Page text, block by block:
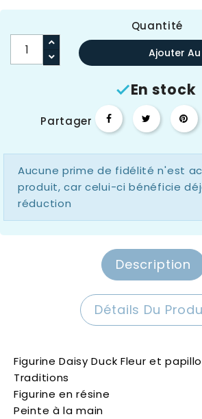
Quantité
Ajouter
En stock
Partager
Aucune prime de fidélité n'est
produit, car celui-ci bénéficie
réduction
Description
Détails Du
Figurine Daisy Duck Fleur et
Traditions
Figurine en résine
Peinte à la main